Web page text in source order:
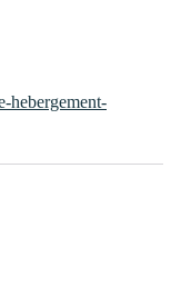
hebergement-